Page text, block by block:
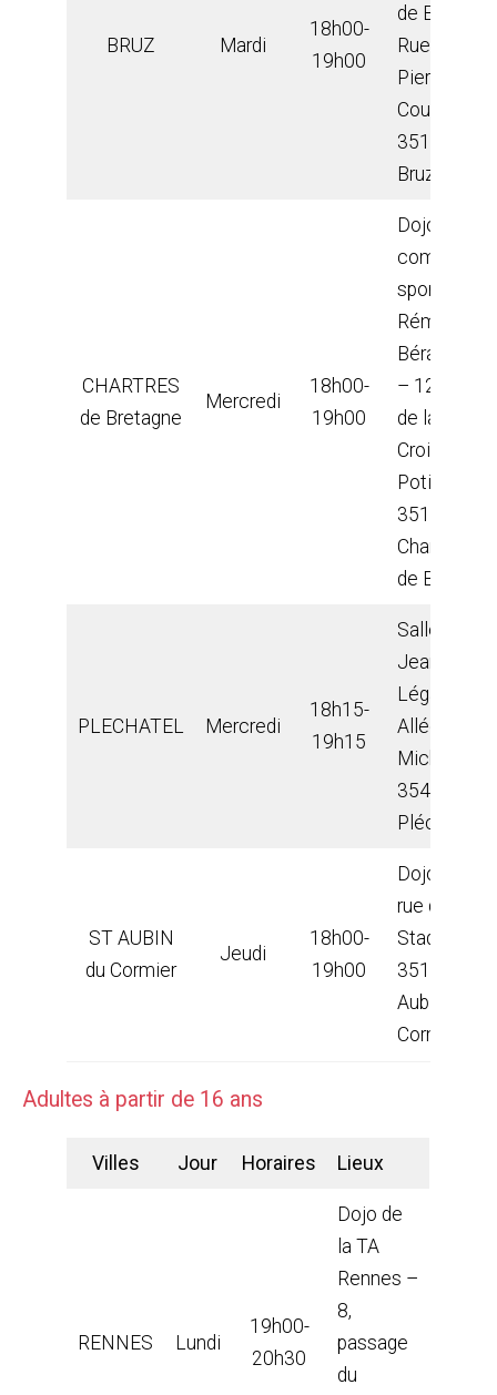
BRUZ Mardi
18h00-
19h00
de Bruz –
Rue
Pierre de
Coubertin,
35170
Bruz.
CHARTRES
de Bretagne
Mercredi
18h00-
19h00
Dojo du
complexe
sportif
Rémi
Béranger
– 12 rue
de la
Croix aux
Potiers,
35131
Chartres
de Bgne.
PLECHATEL Mercredi
18h15-
19h15
Salle
Jean
Légaux –
Allée St
Michel –
35470
Pléchâtel
ST AUBIN
du Cormier
Jeudi
18h00-
19h00
Dojo –
rue du
Stade
35140 St
Aubin du
Cormie
Adultes à partir de 16 ans
Villes Jour Horaires Lieux
RENNES Lundi
19h00-
20h30
Dojo de
la TA
Rennes –
8,
passage
du